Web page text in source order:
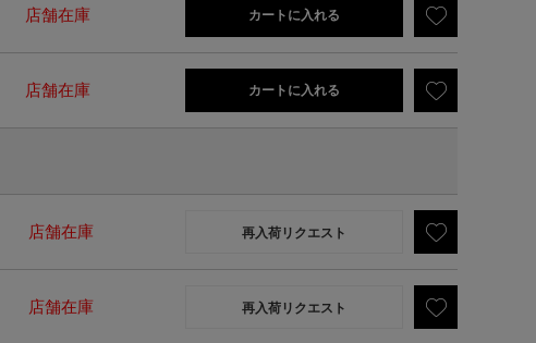
店舗在庫 カートに入れる
店舗在庫 カートに入れる
店舗在庫 再入荷リクエスト
店舗在庫 再入荷リクエスト